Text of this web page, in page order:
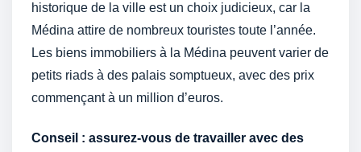
historique de la ville est un choix judicieux, car la
Médina attire de nombreux touristes toute l’année.
Les biens immobiliers à la Médina peuvent varier de
petits riads à des palais somptueux, avec des prix
commençant à un million d’euros.
Conseil : assurez-vous de travailler avec des